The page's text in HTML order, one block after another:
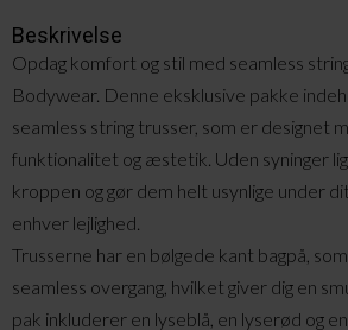
Beskrivelse
Opdag komfort og stil med seamless
Bodywear. Denne eksklusive pakke
seamless string trusser, som er designet
funktionalitet og æstetik. Uden syninger
kroppen og gør dem helt usynlige under
enhver lejlighed.
Trusserne har en bølgede kant bagpå,
seamless overgang, hvilket giver dig en
pak inkluderer en lyseblå, en lyserød og